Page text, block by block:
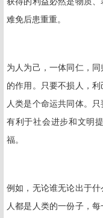
难免后患重重。
为人为己，一体同仁，
的作用。只要不损人，
人类是个命运共同体。
有利于社会进步和文明
福。
例如，无论谁无论出于
人都是人类的一份子，